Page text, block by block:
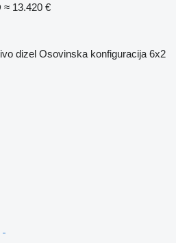
≈ 13.420 €
dizel Osovinska konfiguracija 6x2